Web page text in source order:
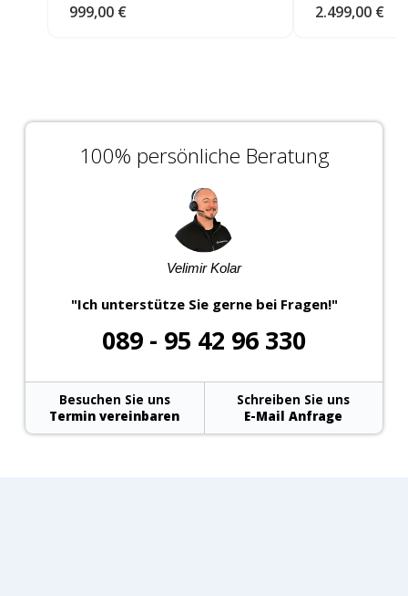
999,00 € 2.499,00 €
100% persönliche Beratung
Velimir Kolar
"Ich unterstütze Sie gerne bei Fragen!"
089 - 95 42 96 330
Besuchen Sie uns
Termin vereinbaren
Schreiben Sie uns
E-Mail Anfrage